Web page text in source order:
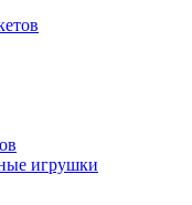
игрушки